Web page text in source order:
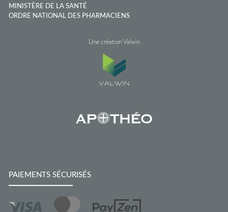
MINISTÈRE DE LA SANTÉ
ORDRE NATIONAL DES PHARMACIENS
Une création Valwin
PAIEMENTS SÉCURISÉS